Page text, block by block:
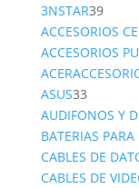
3NSTAR3939
ACCESORIOS
ACCESORIOS
ASUS3333
AUDIFONOS Y
BATERIAS PARA
CABLES DE
CABLES DE